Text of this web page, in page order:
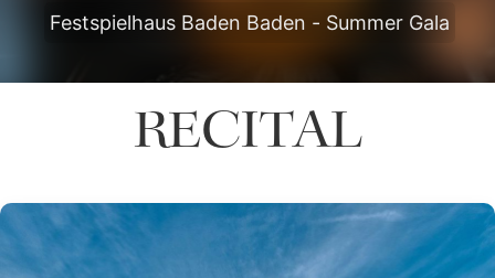
Festspielhaus Baden Baden - Summer Gala
RECITAL